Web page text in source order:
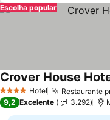
Escolha popular
4 EstrelasHotel Restaurante
Crover House
9,2 Excelente 3.292